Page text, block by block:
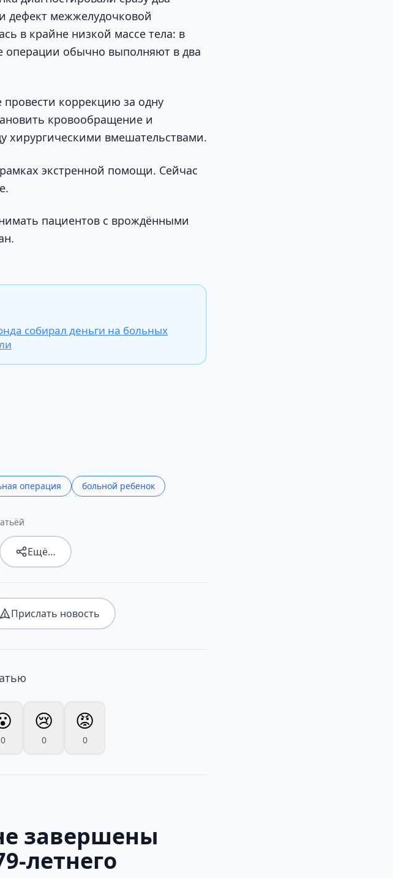
дефект межжелудочковой
в крайне низкой массе тела: в
операции обычно выполняют в два
коррекцию за одну
кровообращение и
хирургическими вмешательствами.
экстренной помощи. Сейчас
пациентов с врождёнными
собирал деньги на больных
операция больной ребенок
Ещё…
Прислать новость
0
😢
0
😡
0
завершены
летнего